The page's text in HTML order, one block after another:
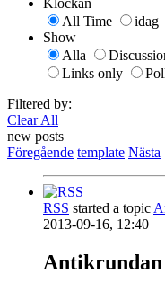
All Time
idag
Show
Alla
Links only
Filtered by:
Clear All
new posts
Föregående template Nästa
RSS started a topic
2013-09-16, 12:40
Antikrundan